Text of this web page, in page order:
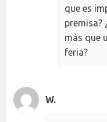
que es
premisa?
más que
feria?
W.